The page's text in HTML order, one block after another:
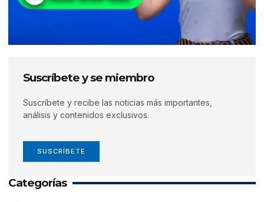
Suscríbete y se miembro
Suscríbete y recibe las noticias más importantes,
análisis y contenidos exclusivos.
SUSCRÍBETE
Categorías